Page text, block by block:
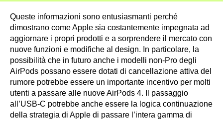
Queste informazioni sono entusiasmanti perché
dimostrano come Apple sia costantemente impegnata ad
aggiornare i propri prodotti e a sorprendere il mercato con
nuove funzioni e modifiche al design. In particolare, la
possibilità che in futuro anche i modelli non-Pro degli
AirPods possano essere dotati di cancellazione attiva del
rumore potrebbe essere un importante incentivo per molti
utenti a passare alle nuove AirPods 4. Il passaggio
all’USB-C potrebbe anche essere la logica continuazione
della strategia di Apple di passare l’intera gamma di